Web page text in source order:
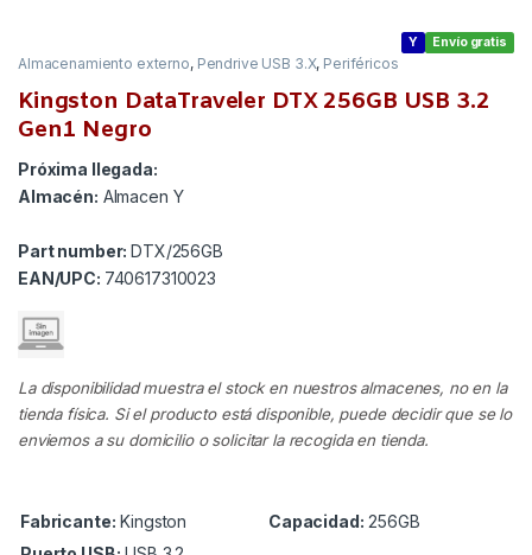
Envío gratis
Y
Almacenamiento externo, Pendrive USB 3.X, Periféricos
Kingston DataTraveler DTX 256GB USB 3.2
Gen1 Negro
Próxima llegada:
Almacén: Almacen Y
Part number:DTX/256GB
EAN/UPC: 740617310023
La disponibilidad muestra el stock en nuestros almacenes, no en la
tienda física. Si el producto está disponible, puede decidir que se lo
enviemos a su domicilio o solicitar la recogida en tienda.
Fabricante: Kingston Capacidad: 256GB